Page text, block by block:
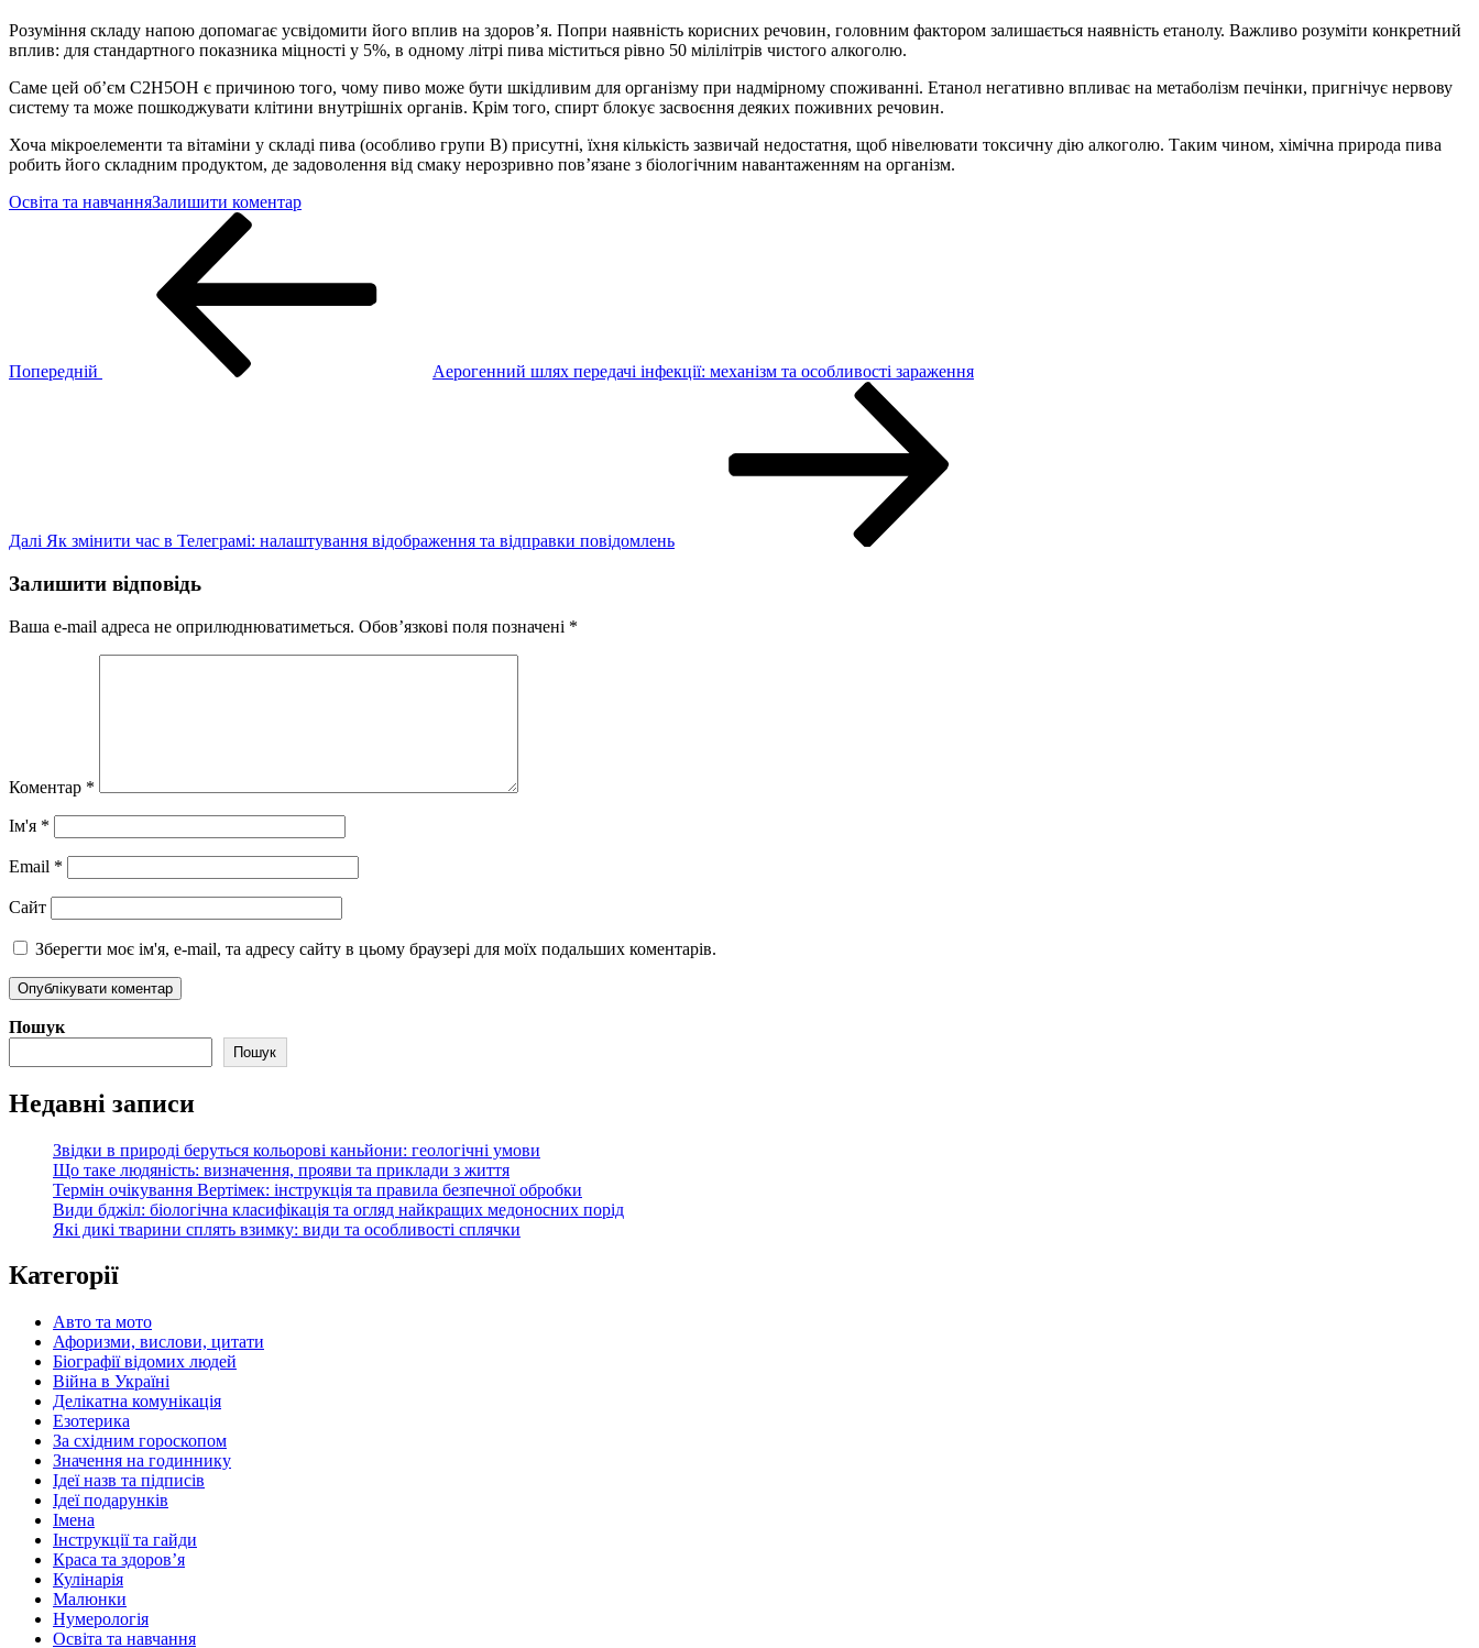
Розуміння складу напою допомагає усвідомити його вплив на здоров’я. Попри наявність корисних речовин, головним фактором залишається наявність етанолу. Важливо розуміти конкретний
вплив: для стандартного показника міцності у 5%, в одному літрі пива міститься рівно 50 мілілітрів чистого алкоголю.
Саме цей об’єм C2H5OH є причиною того, чому пиво може бути шкідливим для організму при надмірному споживанні. Етанол негативно впливає на метаболізм печінки, пригнічує нервову
систему та може пошкоджувати клітини внутрішніх органів. Крім того, спирт блокує засвоєння деяких поживних речовин.
Хоча мікроелементи та вітаміни у складі пива (особливо групи B) присутні, їхня кількість зазвичай недостатня, щоб нівелювати токсичну дію алкоголю. Таким чином, хімічна природа пива
робить його складним продуктом, де задоволення від смаку нерозривно пов’язане з біологічним навантаженням на організм.
Освіта та навчанняЗалишити коментардо
та
детальний
Попередній
Аерогенний шлях передачі інфекції: механізм та особливості зараження
Далі Як змінити час в Телеграмі: налаштування відображення та відправки повідомлень
Залишити відповідь
Ваша e-mail адреса не оприлюднюватиметься. Обов’язкові поля позначені *
Коментар *
Ім'я *
Email *
Сайт
Зберегти моє ім'я, e-mail, та адресу сайту в цьому браузері для моїх подальших коментарів.
Пошук
Пошук
Недавні записи
Звідки в природі беруться кольорові каньйони: геологічні умови
Що таке людяність: визначення, прояви та приклади з життя
Термін очікування Вертімек: інструкція та правила безпечної обробки
Види бджіл: біологічна класифікація та огляд найкращих медоносних порід
Які дикі тварини сплять взимку: види та особливості сплячки
Категорії
Авто та мото
Афоризми, вислови, цитати
Біографії відомих людей
Війна в Україні
Делікатна комунікація
Езотерика
За східним гороскопом
Значення на годиннику
Ідеї назв та підписів
Ідеї подарунків
Імена
Інструкції та гайди
Краса та здоровʼя
Кулінарія
Малюнки
Нумерологія
Освіта та навчання